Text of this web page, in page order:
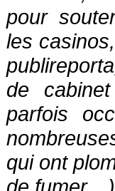
pour
les
de
parfois
qui ont